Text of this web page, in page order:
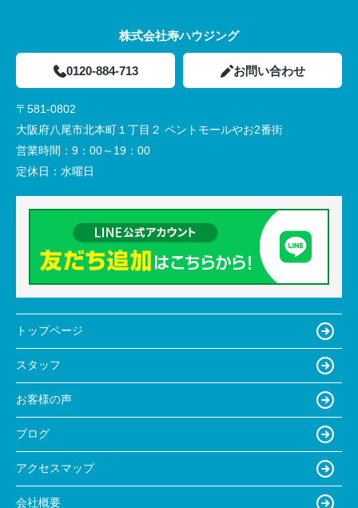
株式会社寿ハウジング
0120-884-713 お問い合わせ
〒581-0802
大阪府八尾市北本町１丁目２ ペントモールやお2番街
営業時間： 9：00～19：00
定休日： 水曜日
トップページ
スタッフ
お客様の声
ブログ
アクセスマップ
会社概要